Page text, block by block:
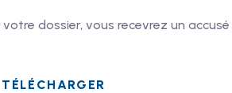
dossier, vous recevrez un